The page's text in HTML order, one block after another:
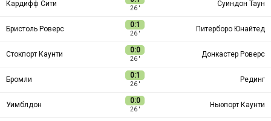
Кардифф Сити
26 ′
Суиндон Таун
Бристоль Роверс 0:1
26 ′
Питерборо Юнайтед
Стокпорт Каунти 0:0
26 ′
Донкастер Роверс
Бромли 0:1
26 ′
Рединг
Уимблдон 0:0
26 ′
Ньюпорт Каунти